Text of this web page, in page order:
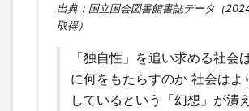
出典：国立国会図書館書誌データ（
取得）
「独自性」を追い求める社会
に何をもたらすのか 社会はよ
しているという「幻想」が潰